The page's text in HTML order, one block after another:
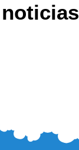
noticias